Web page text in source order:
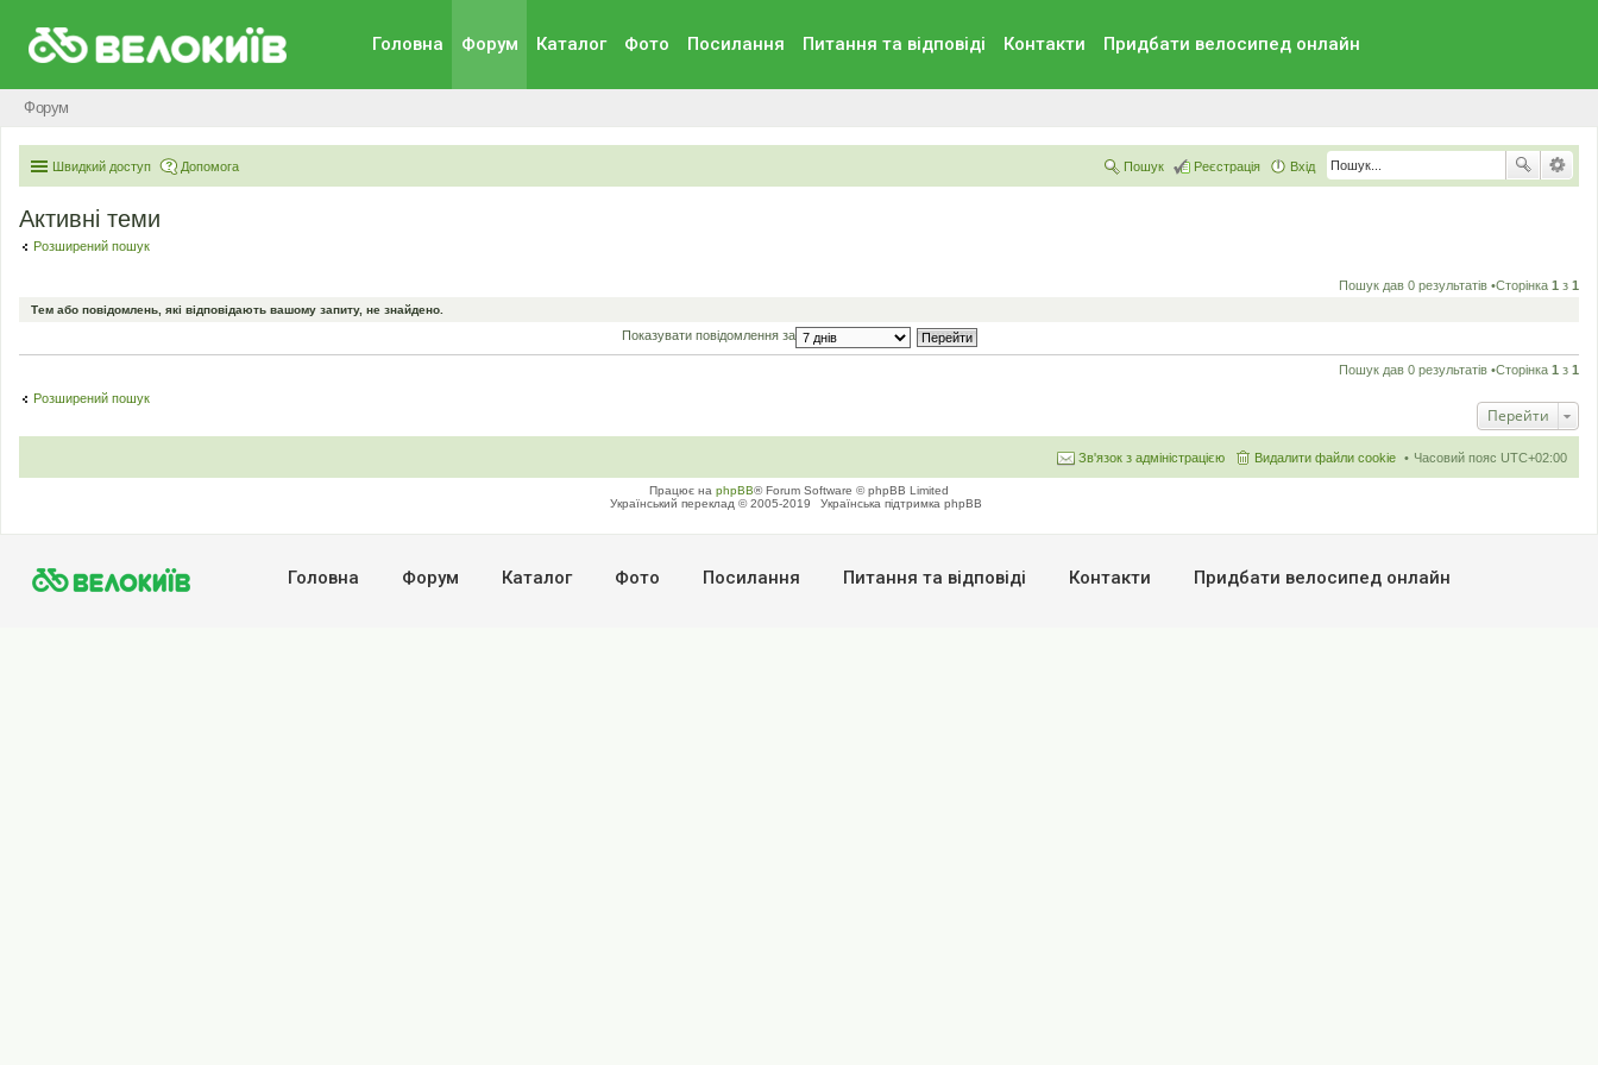
Головна Форум Каталог Фото Посилання Питання та вiдповiдi Контакти Придбати велосипед онлайн
Форум
Швидкий доступ Допомога Вхід
Реєстрація
Пошук
Активні теми
Розширений пошук
Пошук дав 0 результатів •Сторінка 1 з 1
Тем або повідомлень, які відповідають вашому запиту, не знайдено.
Показувати повідомлення за
Пошук дав 0 результатів •Сторінка 1 з 1
Розширений пошук
Перейти
Часовий пояс UTC+02:00
Видалити файли cookie
Зв'язок з адміністрацією
Працює на phpBB® Forum Software © phpBB Limited
Український переклад © 2005-2019
Українська підтримка phpBB
Головна Форум Каталог Фото Посилання Питання та вiдповiдi Контакти Придбати велосипед онлайн